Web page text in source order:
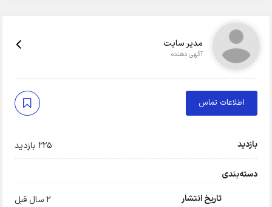
مدیر سایت
آگهی دهنده
اطلاعات تماس
بازدید 225 بازدید
دسته‌بندی
تاریخ انتشار
2 سال قبل